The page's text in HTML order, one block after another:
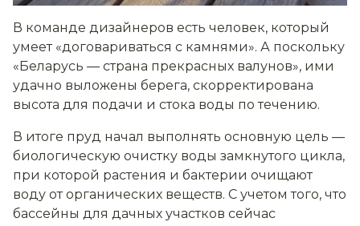
В команде дизайнеров есть человек, который
умеет «договариваться с камнями». А поскольку
«Беларусь — страна прекрасных валунов», ими
удачно выложены берега, скорректирована
высота для подачи и стока воды по течению.
В итоге пруд начал выполнять основную цель —
биологическую очистку воды замкнутого цикла,
при которой растения и бактерии очищают
воду от органических веществ. С учетом того, что
бассейны для дачных участков сейчас